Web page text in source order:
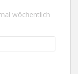
wöchentlich